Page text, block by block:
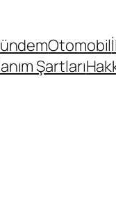
Otomobil
Şartları